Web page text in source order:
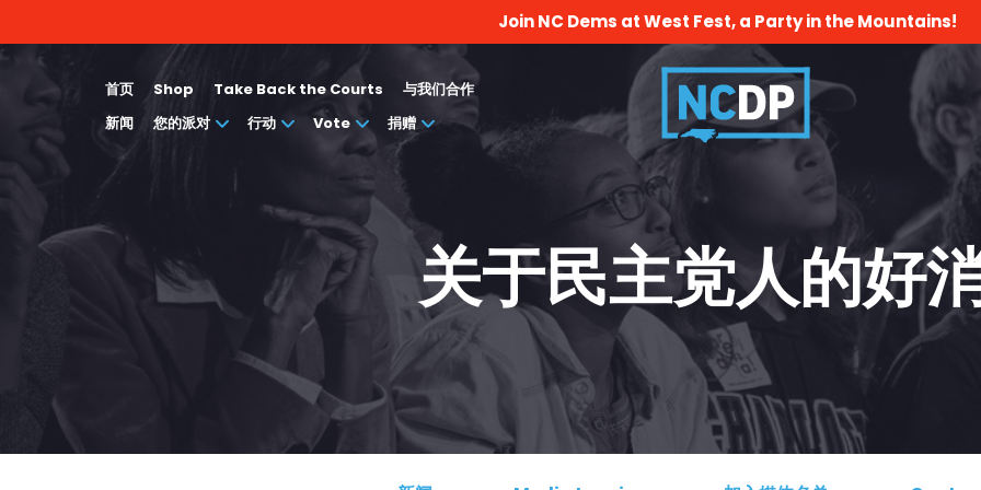
Join NC Dems at West Fest, a Party in the Mountains!
首页 Shop Take Back the Courts
与我们合作
新闻
您的派对 行动 Vote 捐赠
关于民主党人的好